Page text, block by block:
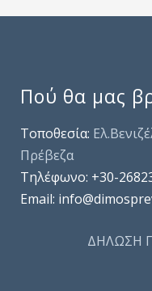
Πού θα μας
Τοποθεσία:
Πρέβεζα
Τηλέφωνo: +30-
Email:
ΔΗΛΩΣΗ